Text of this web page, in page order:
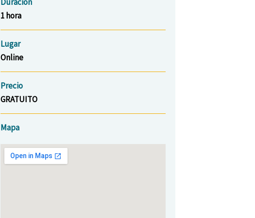
Duración
1 hora
Lugar
Online
Precio
GRATUITO
Mapa